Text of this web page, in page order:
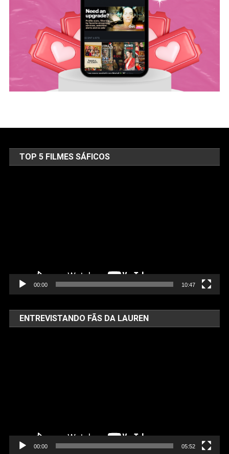
TOP 5 FILMES SÁFICOS
00:00 10:47
ENTREVISTANDO FÃS DA LAUREN
00:00 05:52